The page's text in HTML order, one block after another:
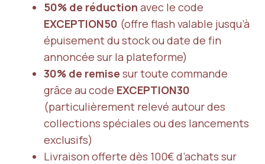
50% de réduction avec le code
EXCEPTION50 (offre flash valable jusqu’à
épuisement du stock ou date de fin
annoncée sur la plateforme)
30% de remise sur toute commande
grâce au code EXCEPTION30
(particulièrement relevé autour des
collections spéciales ou des lancements
exclusifs)
Livraison offerte dès 100€ d’achats sur